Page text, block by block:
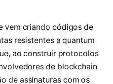
vem criando códigos de
resistentes a quantum
ao construir protocolos
de blockchain
de assinaturas com os